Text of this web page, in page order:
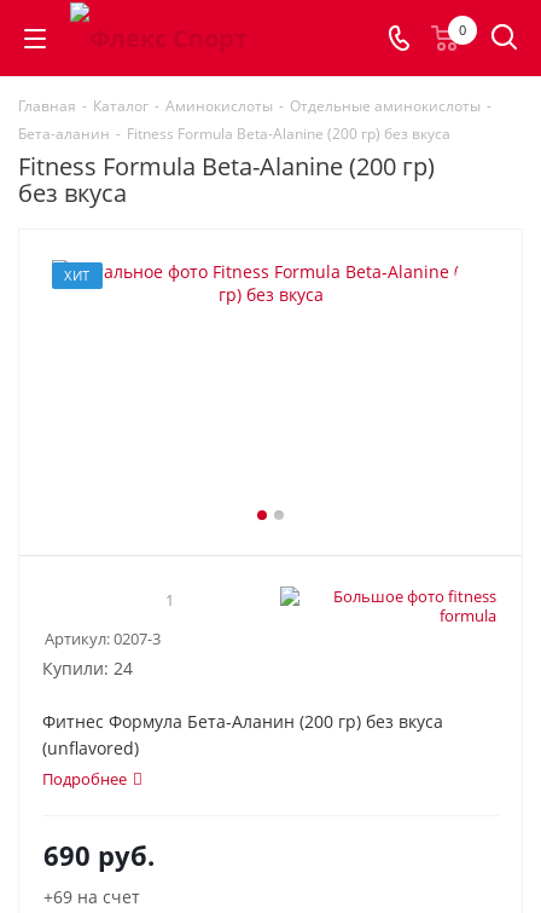
0
Главная - Каталог - Аминокислоты - Отдельные аминокислоты -
Бета-аланин - Fitness Formula Beta-Alanine (200 гр) без вкуса
Fitness Formula Beta-Alanine (200 гр)
без вкуса
ХИТ
1
Артикул:0207-3
Купили: 24
Фитнес Формула Бета-Аланин (200 гр) без вкуса
(unflavored)
Подробнее
690 руб.
+69 на счет